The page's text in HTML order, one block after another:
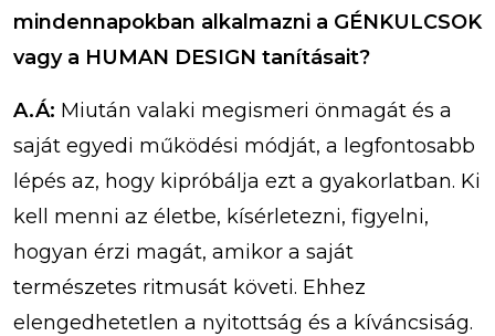
mindennapokban alkalmazni a GÉNKULCSOK
vagy a HUMAN DESIGN tanításait?
A.Á: Miután valaki megismeri önmagát és a
saját egyedi működési módját, a legfontosabb
lépés az, hogy kipróbálja ezt a gyakorlatban. Ki
kell menni az életbe, kísérletezni, figyelni,
hogyan érzi magát, amikor a saját
természetes ritmusát követi. Ehhez
elengedhetetlen a nyitottság és a kíváncsiság.